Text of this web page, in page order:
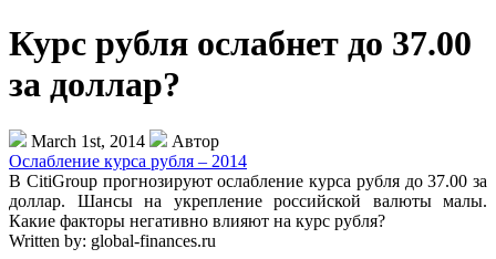
Курс рубля ослабнет до 37.00
за доллар?
March 1st, 2014
Автор
Ослабление курса рубля – 2014
В CitiGroup прогнозируют ослабление курса рубля до 37.00 за
доллар. Шансы на укрепление российской валюты малы.
Какие факторы негативно влияют на курс рубля?
Written by: global-finances.ru